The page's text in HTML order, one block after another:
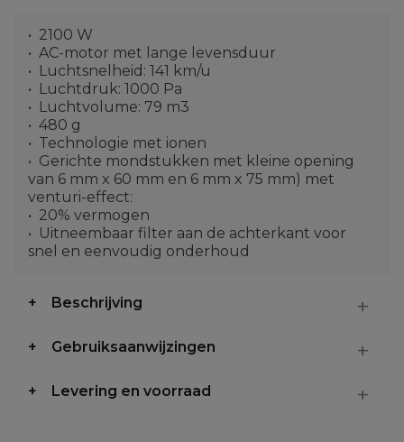
2100 W
AC-motor met lange levensduur
Luchtsnelheid: 141 km/u
Luchtdruk: 1000 Pa
Luchtvolume: 79 m3
480 g
Technologie met ionen
Gerichte mondstukken met kleine opening
van 6 mm x 60 mm en 6 mm x 75 mm) met
venturi-effect:
20% vermogen
Uitneembaar filter aan de achterkant voor
snel en eenvoudig onderhoud
Beschrijving
Gebruiksaanwijzingen
Levering en voorraad